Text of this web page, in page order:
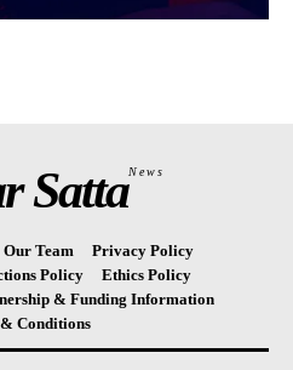
SattaNews
Our Team
Privacy Policy
Policy
Ethics Policy
& Funding Information
Conditions